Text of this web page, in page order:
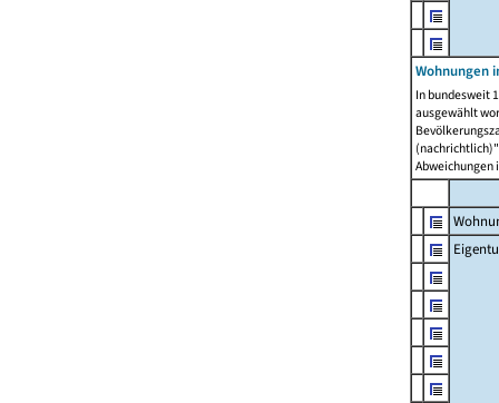
Wohnungen
In bundesweit
ausgewählt
Abweichungen